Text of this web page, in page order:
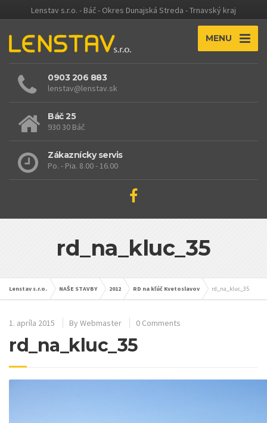
Lenstav s.r.o. - Báč - Okres Dunajská Streda - Trnavský kraj
MENU
0903 206 883
lenstav@lenstav.sk
Báč 25
930 30 Báč
Zákaznícky servis
Po. - Pia. 8.00 - 16.00
rd_na_kluc_35
Lenstav s.r.o. NAŠE STAVBY 2012 RD na kľúč Kvetoslavov rd_na_kluc_35
1. apríla 2015 By Webmaster 0 Comments
rd_na_kluc_35